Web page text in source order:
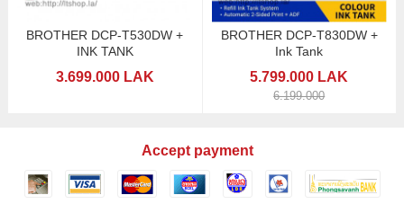
BROTHER DCP-T530DW +
INK TANK
3.699.000 LAK
BROTHER DCP-T830DW +
Ink Tank
5.799.000 LAK
6.199.000
Accept payment